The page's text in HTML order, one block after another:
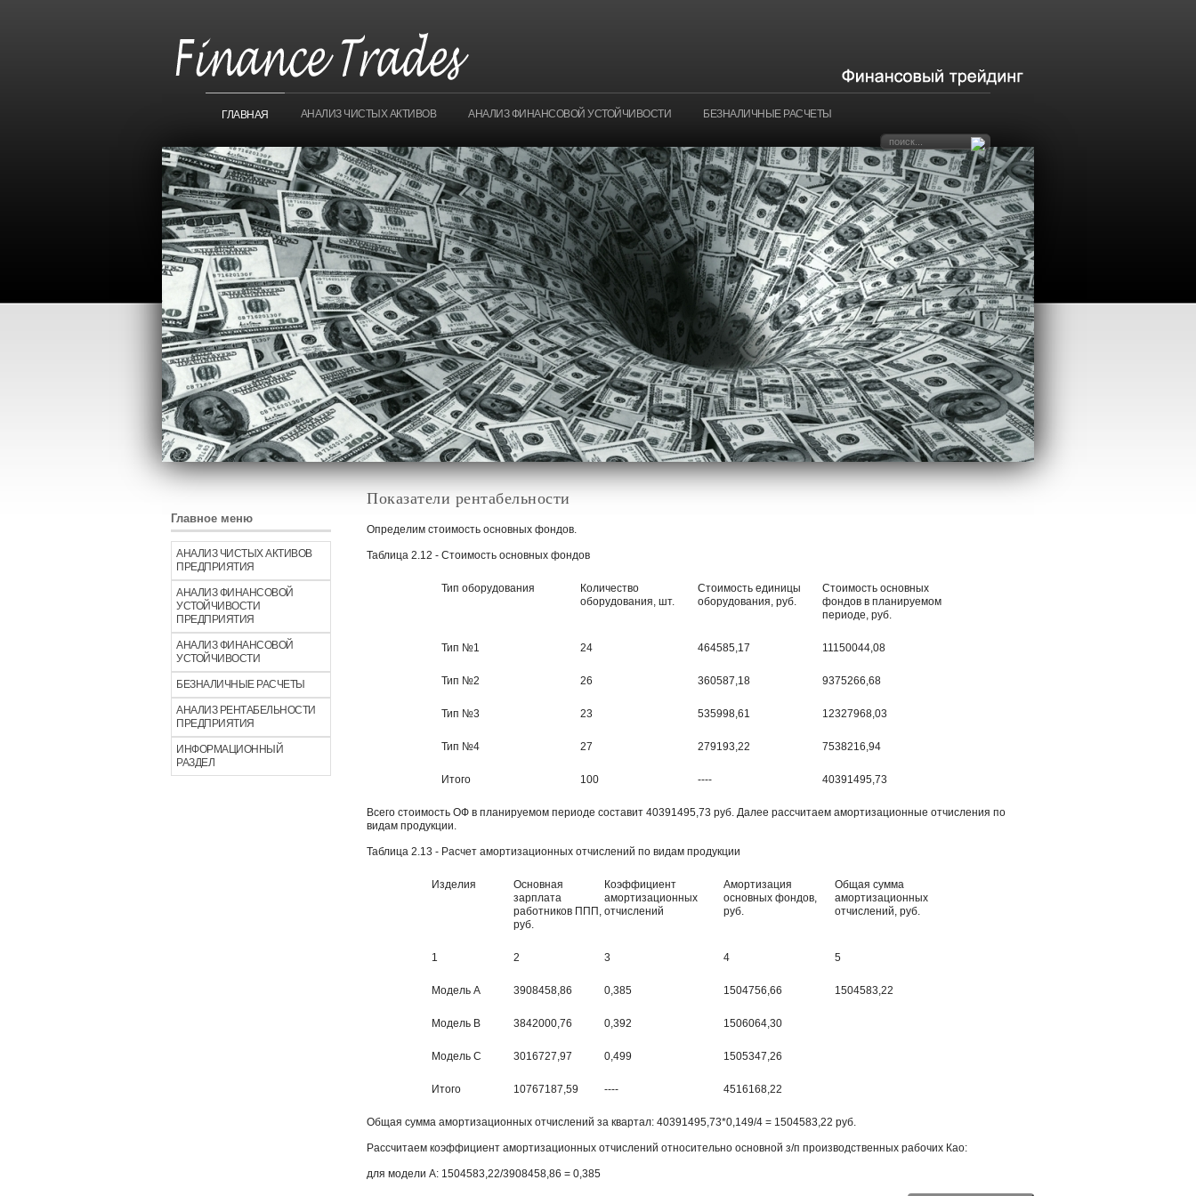
ГЛАВНАЯ АНАЛИЗ ЧИСТЫХ АКТИВОВ АНАЛИЗ ФИНАНСОВОЙ УСТОЙЧИВОСТИ БЕЗНАЛИЧНЫЕ РАСЧЕТЫ
Главное меню
АНАЛИЗ ЧИСТЫХ АКТИВОВ
ПРЕДПРИЯТИЯ
АНАЛИЗ ФИНАНСОВОЙ
УСТОЙЧИВОСТИ
ПРЕДПРИЯТИЯ
АНАЛИЗ ФИНАНСОВОЙ
УСТОЙЧИВОСТИ
БЕЗНАЛИЧНЫЕ РАСЧЕТЫ
АНАЛИЗ РЕНТАБЕЛЬНОСТИ
ПРЕДПРИЯТИЯ
ИНФОРМАЦИОННЫЙ
РАЗДЕЛ
Показатели рентабельности
Определим стоимость основных фондов.
Таблица 2.12 - Стоимость основных фондов
Тип оборудования
Количество
оборудования, шт.
Стоимость единицы
оборудования, руб.
Стоимость основных
фондов в планируемом
периоде, руб.
Тип №1 24 464585,17 11150044,08
Тип №2 26 360587,18 9375266,68
Тип №3 23 535998,61 12327968,03
Тип №4 27 279193,22 7538216,94
Итого 100 ---- 40391495,73
Всего стоимость ОФ в планируемом периоде составит 40391495,73 руб. Далее рассчитаем амортизационные отчисления по
видам продукции.
Таблица 2.13 - Расчет амортизационных отчислений по видам продукции
Изделия
Основная
зарплата
работников ППП,
руб.
Коэффициент
амортизационных
отчислений
Амортизация
основных фондов,
руб.
Общая сумма
амортизационных
отчислений, руб.
1 2 3 4 5
Модель А 3908458,86 0,385 1504756,66 1504583,22
Модель В 3842000,76 0,392 1506064,30
Модель С 3016727,97 0,499 1505347,26
Итого 10767187,59 ---- 4516168,22
Общая сумма амортизационных отчислений за квартал: 40391495,73*0,149/4 = 1504583,22 руб.
Рассчитаем коэффициент амортизационных отчислений относительно основной з/п производственных рабочих Као:
для модели А: 1504583,22/3908458,86 = 0,385